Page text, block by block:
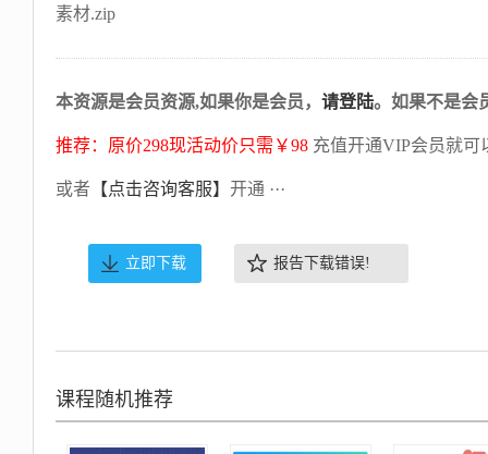
素材.zip
本资源是会员资源,如果你是会员， 请登陆。如果不是会
推荐：原价298现活动价只需￥98 充值开通VIP会员就可
或者 【点击咨询客服】 开通 ···
立即下载 报告下载错误!
课程随机推荐